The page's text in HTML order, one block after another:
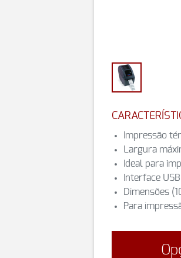
Impressão
Largura
Ideal para
Interface
Dimensões
Para